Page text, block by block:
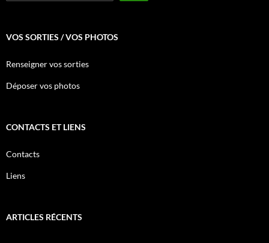
VOS SORTIES / VOS PHOTOS
Renseigner vos sorties
Déposer vos photos
CONTACTS ET LIENS
Contacts
Liens
ARTICLES RÉCENTS